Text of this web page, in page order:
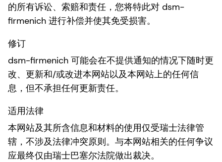
的所有诉讼、索赔和责任，您将特此对 dsm-
firmenich 进行补偿并使其免受损害。
修订
dsm-firmenich 可能会在不提供通知的情况下随时更
改、更新和/或改进本网站以及本网站上的任何信
息，但不承担任何更新责任。
适用法律
本网站及其所含信息和材料的使用仅受瑞士法律管
辖，不涉及法律冲突原则。与本网站相关的任何争议
应最终仅由瑞士巴塞尔法院做出裁决。